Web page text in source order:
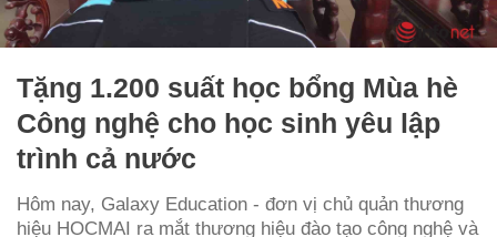
Tặng 1.200 suất học bổng Mùa hè
Công nghệ cho học sinh yêu lập
trình cả nước
Hôm nay, Galaxy Education - đơn vị chủ quản thương
hiệu HOCMAI ra mắt thương hiệu đào tạo công nghệ và